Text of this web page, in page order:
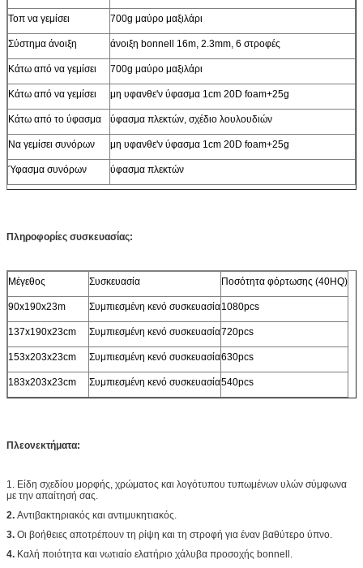
Τοπ να γεμίσει 700g μαύρο μαξιλάρι
Σύστημα άνοιξη άνοιξη bonnell 16m, 2.3mm, 6 στροφές
Κάτω από να γεμίσει 700g μαύρο μαξιλάρι
Κάτω από να γεμίσει μη υφανθε'ν ύφασμα 1cm 20D foam+25g
Κάτω από το ύφασμα ύφασμα πλεκτών, σχέδιο λουλουδιών
Να γεμίσει συνόρων μη υφανθε'ν ύφασμα 1cm 20D foam+25g
Ύφασμα συνόρων ύφασμα πλεκτών
Πληροφορίες συσκευασίας:
Μέγεθος Συσκευασία Ποσότητα φόρτωσης (40HQ)
90x190x23m Συμπιεσμένη κενό συσκευασία1080pcs
137x190x23cm Συμπιεσμένη κενό συσκευασία720pcs
153x203x23cm Συμπιεσμένη κενό συσκευασία630pcs
183x203x23cm Συμπιεσμένη κενό συσκευασία540pcs
Πλεονεκτήματα:
1. Είδη σχεδίου μορφής, χρώματος και λογότυπου τυπωμένων υλών σύμφωνα
με την απαίτησή σας.
2. Αντιβακτηριακός και αντιμυκητιακός.
3. Οι βοήθειες αποτρέπουν τη ρίψη και τη στροφή για έναν βαθύτερο ύπνο.
4. Καλή ποιότητα και νωτιαίο ελατήριο χάλυβα προσοχής bonnell.